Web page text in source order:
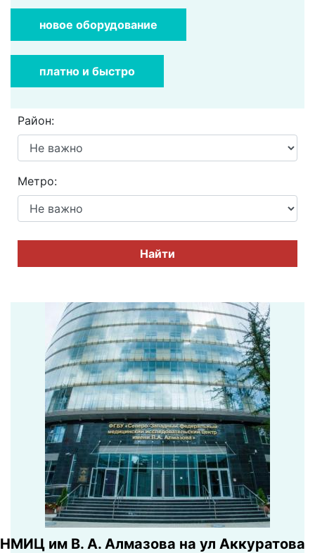
новое оборудование
платно и быстро
Район:
Метро:
Найти
НМИЦ им В. А. Алмазова на ул Аккуратова